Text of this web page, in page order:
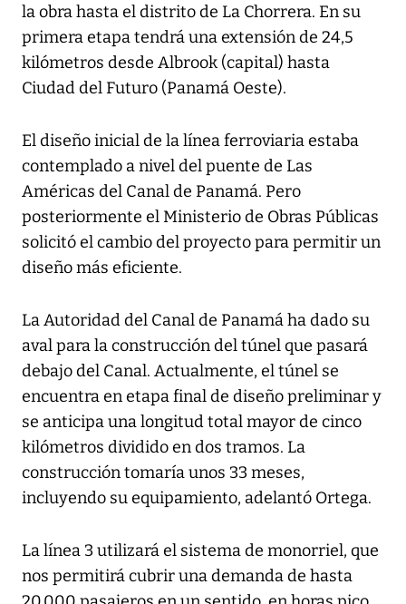
la obra hasta el distrito de La Chorrera. En su
primera etapa tendrá una extensión de 24,5
kilómetros desde Albrook (capital) hasta
Ciudad del Futuro (Panamá Oeste).
El diseño inicial de la línea ferroviaria estaba
contemplado a nivel del puente de Las
Américas del Canal de Panamá. Pero
posteriormente el Ministerio de Obras Públicas
solicitó el cambio del proyecto para permitir un
diseño más eficiente.
La Autoridad del Canal de Panamá ha dado su
aval para la construcción del túnel que pasará
debajo del Canal. Actualmente, el túnel se
encuentra en etapa final de diseño preliminar y
se anticipa una longitud total mayor de cinco
kilómetros dividido en dos tramos. La
construcción tomaría unos 33 meses,
incluyendo su equipamiento, adelantó Ortega.
La línea 3 utilizará el sistema de monorriel, que
nos permitirá cubrir una demanda de hasta